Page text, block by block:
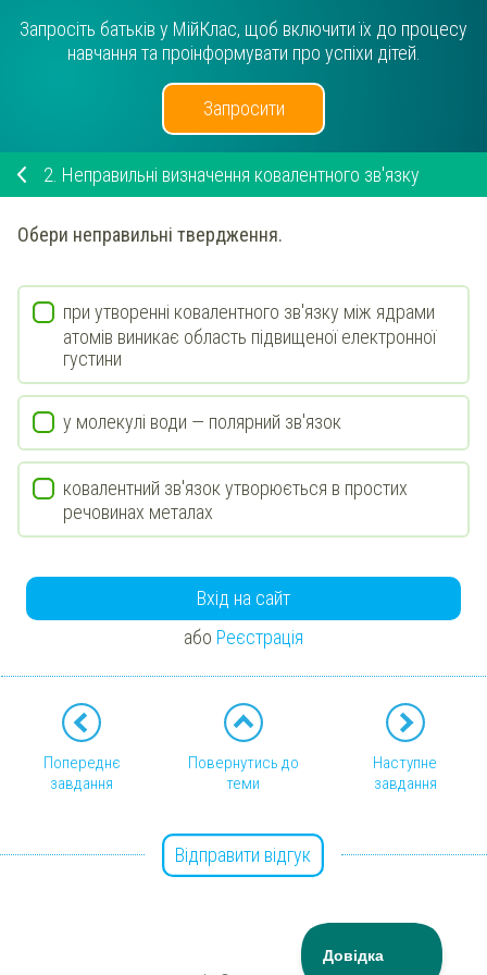
Запросіть батьків у МійКлас, щоб включити їх до процесу
навчання та проінформувати про успіхи дітей.
Запросити
2. Неправильні визначення ковалентного зв'язку
Обери неправильні твердження.
при утворенні ковалентного зв'язку між ядрами
атомів виникає область підвищеної електронної
густини
у молекулі води — полярний зв'язок
ковалентний зв'язок утворюється в простих
речовинах металах
Вхід на сайт
або Реєстрація
Попереднє
завдання
Повернутись до
теми
Наступне
завдання
Відправити відгук